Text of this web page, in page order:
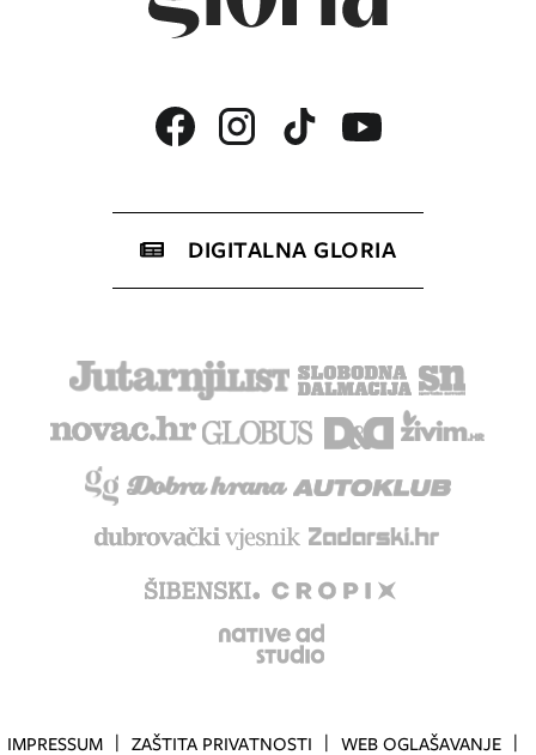
DIGITALNA GLORIA
IMPRESSUM ZAŠTITA PRIVATNOSTI WEB OGLAŠAVANJE